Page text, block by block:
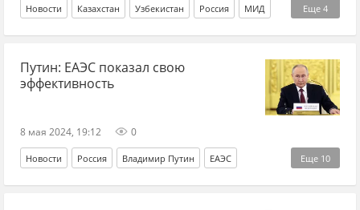
Еще 4
Новости Казахстан Узбекистан Россия МИД
пересечение границы государственная граница
преступления мигранты
Путин: ЕАЭС показал свою
эффективность
8 мая 2024, 19:12 0
Еще 10
Новости Россия Владимир Путин ЕАЭС
торговля экономика Китай Сербия Индонезия